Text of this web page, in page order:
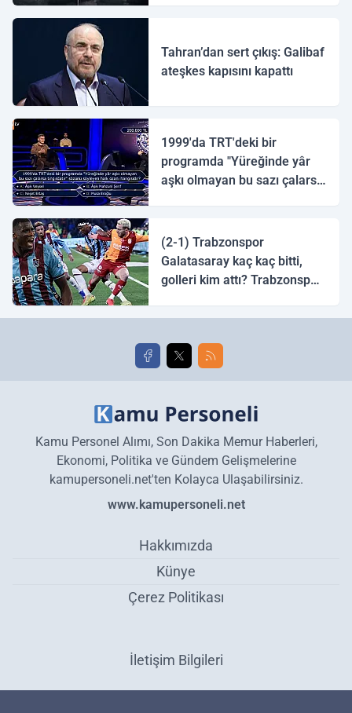
Tahran’dan sert çıkış: Galibaf
ateşkes kapısını kapattı
1999'da TRT'deki bir
programda "Yüreğinde yâr
aşkı olmayan bu sazı çalarsa
(2-1) Trabzonspor
Galatasaray kaç kaç bitti,
golleri kim attı? Trabzonspor
golleri!
Kamu Personel Alımı, Son Dakika Memur Haberleri,
Ekonomi, Politika ve Gündem Gelişmelerine
kamupersoneli.net'ten Kolayca Ulaşabilirsiniz.
www.kamupersoneli.net
Hakkımızda
Künye
Çerez Politikası
İletişim Bilgileri